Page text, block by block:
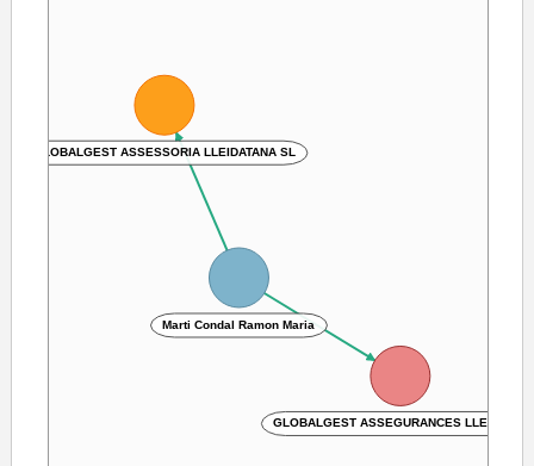
GLOBALGEST ASSEGURANCES LLEIDA SL
Marti Condal Ramon Maria
GLOBALGEST ASSESSORIA LLEIDATANA SL